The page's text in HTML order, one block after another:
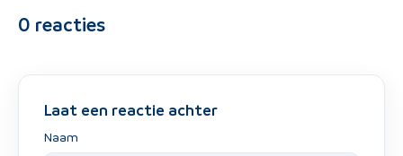
0 reacties
Laat een reactie achter
Naam